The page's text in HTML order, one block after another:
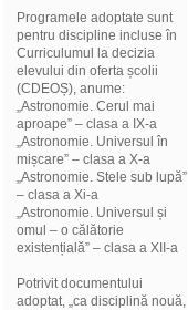
Programele adoptate sunt
pentru discipline incluse în
Curriculumul la decizia
elevului din oferta școlii
(CDEOȘ), anume:
„Astronomie. Cerul mai
aproape” – clasa a IX-a
„Astronomie. Universul în
mișcare” – clasa a X-a
„Astronomie. Stele sub lupă”
– clasa a Xi-a
„Astronomie. Universul și
omul – o călătorie
existențială” – clasa a XII-a
Potrivit documentului
adoptat, „ca disciplină nouă,